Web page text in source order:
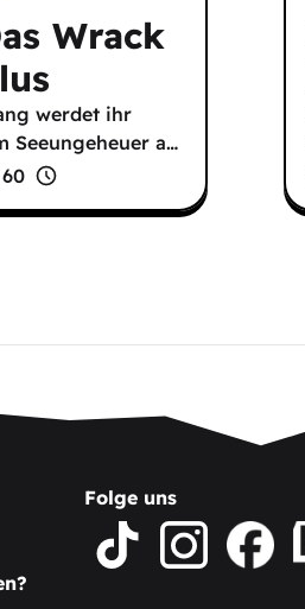
Wrack
werdet ihr
Seeungeheuer a…
60
Folge uns